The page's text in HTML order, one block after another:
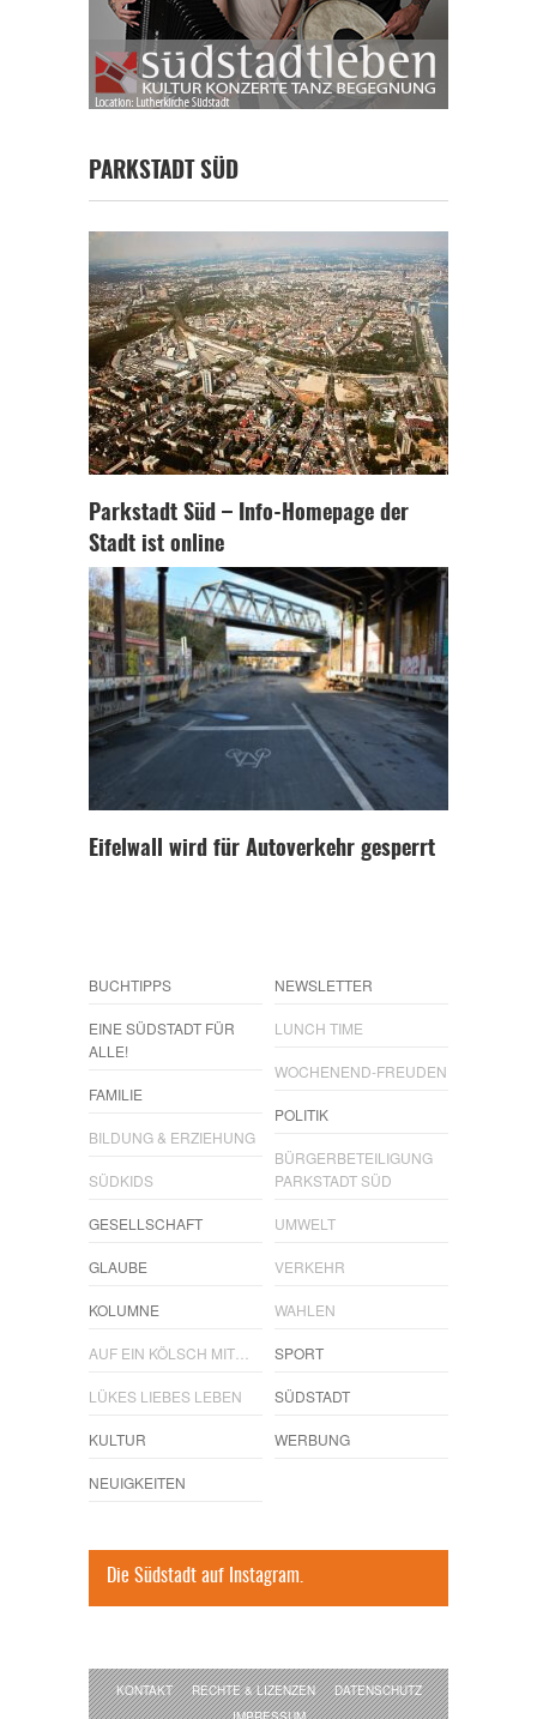
PARKSTADT SÜD
Parkstadt Süd – Info-Homepage der
Stadt ist online
Eifelwall wird für Autoverkehr gesperrt
BUCHTIPPS
EINE SÜDSTADT FÜR
ALLE!
FAMILIE
BILDUNG & ERZIEHUNG
SÜDKIDS
GESELLSCHAFT
GLAUBE
KOLUMNE
AUF EIN KÖLSCH MIT…
LÜKES LIEBES LEBEN
KULTUR
NEUIGKEITEN
NEWSLETTER
LUNCH TIME
WOCHENEND-FREUDEN
POLITIK
BÜRGERBETEILIGUNG
PARKSTADT SÜD
UMWELT
VERKEHR
WAHLEN
SPORT
SÜDSTADT
WERBUNG
Die Südstadt auf Instagram.
KONTAKT RECHTE & LIZENZEN
DATENSCHUTZ